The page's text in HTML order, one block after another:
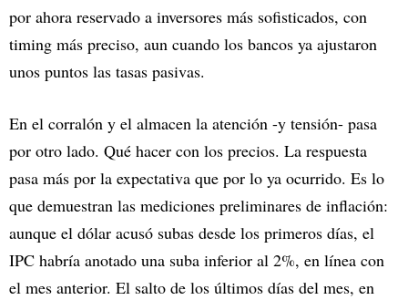
por ahora reservado a inversores más sofisticados, con
timing más preciso, aun cuando los bancos ya ajustaron
unos puntos las tasas pasivas.
En el corralón y el almacen la atención -y tensión- pasa
por otro lado. Qué hacer con los precios. La respuesta
pasa más por la expectativa que por lo ya ocurrido. Es lo
que demuestran las mediciones preliminares de inflación:
aunque el dólar acusó subas desde los primeros días, el
IPC habría anotado una suba inferior al 2%, en línea con
el mes anterior. El salto de los últimos días del mes, en